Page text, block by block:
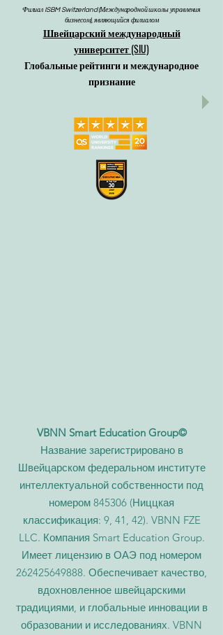
Филиал ISBM Switzerland (Международной школы управления
бизнесом), являющийся филиалом
Швейцарский международный
университет (SIU)
Глобальные рейтинги и международное
признание
VBNN Smart Education Group©
Название зарегистрировано в
Швейцарском федеральном институте
интеллектуальной собственности под
номером 845306 (Ниццкая
классификация: 9, 41, 42). VBNN FZE
LLC. Компания Smart Education Group.
Имеет лицензию в ОАЭ под номером
262425649888. Обеспечивает качество,
вдохновленное швейцарскими
традициями, и глобальные инновации в
образовании и исследованиях. VBNN